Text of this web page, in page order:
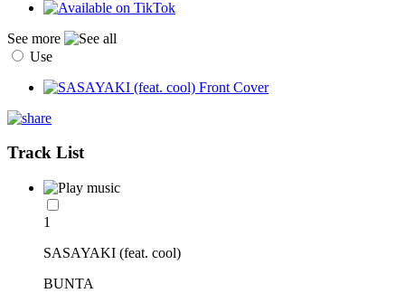
See more
Use
Track List
1
SASAYAKI (feat. cool)
BUNTA